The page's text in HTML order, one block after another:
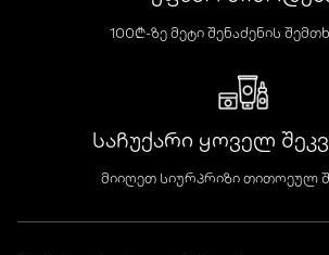
100₾-ზე მეტი შენაძენის
საჩუქარი ყოველ
მიიღეთ სიურპრიზი თითოეულ